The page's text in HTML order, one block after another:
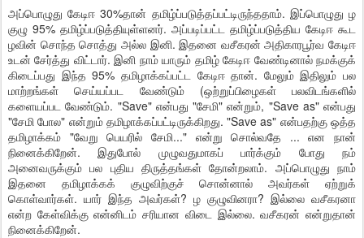
அப்பொழுது கேடிஈ 30%தான் தமிழ்ப்படுத்தப்பட்டிருந்ததாம். இப்பொழுது ழ
குழு 95% தமிழ்ப்படுத்தியுள்ளனர். அப்படிப்பட்ட தமிழ்ப்படுத்திய கேடிஈ கூட
ழவின் சொந்த சொத்து அல்ல இனி. இதனை வசீகரன் அதிகாரபூர்வ கேடிஈ
உடன் சேர்த்து விட்டார். இனி நாம் யாரும் தமிழ் கேடிஈ வேண்டினால் நமக்குக்
கிடைப்பது இந்த 95% தமிழாக்கப்பட்ட கேடிஈ தான். மேலும் இதிலும் பல
மாற்றங்கள் செய்யப்பட வேண்டும் (ஒற்றுப்பிழைகள் பலவிடங்களில்
களையப்பட வேண்டும். "Save" என்பது "சேமி" என்றும், "Save as" என்பது
"சேமி போல" என்றும் தமிழாக்கப்பட்டிருக்கிறது. "Save as" என்பதற்கு ஒத்த
தமிழாக்கம் "வேறு பெயரில் சேமி..." என்று சொல்வதே ... என நான்
நினைக்கிறேன். இதுபோல் முழுவதுமாகப் பார்க்கும் போது நம்
அனைவருக்கும் பல புதிய திருத்தங்கள் தோன்றலாம். அப்பொழுது நாம்
இதனை தமிழாக்கக் குழுவிற்குச் சொன்னால் அவர்கள் ஏற்றுக்
கொள்வார்கள். யார் இந்த அவர்கள்? ழ குழுவினரா? இல்லை வசீகரனா
என்ற கேள்விக்கு என்னிடம் சரியான விடை இல்லை. வசீகரன் என்றுதான்
நினைக்கிறேன்.